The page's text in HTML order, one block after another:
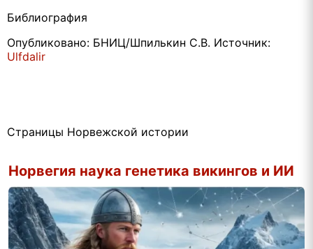
Библиография
Опубликовано: БНИЦ/Шпилькин С.В. Источник:
Ulfdalir
Страницы Норвежской истории
Норвегия наука генетика викингов и ИИ